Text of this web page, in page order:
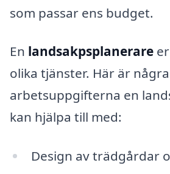
som passar ens budget.
En landsakpsplanerare
olika tjänster. Här är
arbetsuppgifterna en
kan hjälpa till med:
Design av trädgårdar